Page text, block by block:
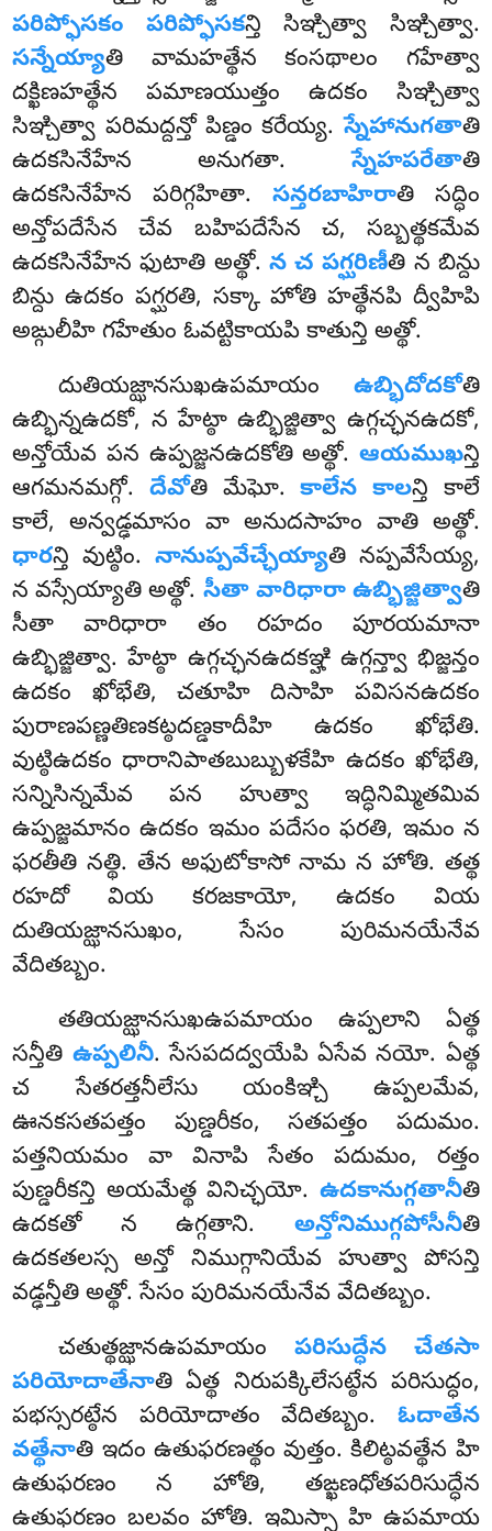
పరిప్ఫోసకం
పరిప్ఫోసకన్తి సిఞ్చిత్వా సిఞ్చిత్వా.
సన్నేయ్యాతి వామహత్థేన కంసథాలం గహేత్వా
దక్ఖిణహత్థేన పమాణయుత్తం ఉదకం సిఞ్చిత్వా
సిఞ్చిత్వా పరిమద్దన్తో పిణ్డం కరేయ్య.స్నేహానుగతాతి
ఉదకసినేహేన అనుగతా.స్నేహపరేతాతి
ఉదకసినేహేన పరిగ్గహితా. సన్తరబాహిరాతి సద్ధిం
అన్తోపదేసేన చేవ బహిపదేసేన చ, సబ్బత్థకమేవ
ఉదకసినేహేన ఫుటాతి అత్థో. న చ పగ్ఘరిణీతి న బిన్దు
బిన్దు ఉదకం పగ్ఘరతి, సక్కా హోతి హత్థేనపి ద్వీహిపి
అఙ్గులీహి గహేతుం ఓవట్టికాయపి కాతున్తి అత్థో.
దుతియజ్ఝానసుఖఉపమాయం ఉబ్భిదోదకోతి
ఉబ్భిన్నఉదకో, న హేట్ఠా ఉబ్భిజ్జిత్వా ఉగ్గచ్ఛనఉదకో,
అన్తోయేవ పన ఉప్పజ్జనఉదకోతి అత్థో. ఆయముఖన్తి
ఆగమనమగ్గో. దేవోతి మేఘో.కాలేన కాలన్తి కాలే
కాలే, అన్వడ్ఢమాసం వా అనుదసాహం వాతి అత్థో.
ధారన్తి వుట్ఠిం. నానుప్పవేచ్ఛేయ్యాతి నప్పవేసేయ్య,
న వస్సేయ్యాతి అత్థో. సీతా వారిధారా ఉబ్భిజ్జిత్వాతి
సీతా వారిధారా తం రహదం పూరయమానా
ఉబ్భిజ్జిత్వా. హేట్ఠా ఉగ్గచ్ఛనఉదకఞ్హి ఉగ్గన్త్వా భిజ్జన్తం
ఉదకం ఖోభేతి, చతూహి దిసాహి పవిసనఉదకం
పురాణపణ్ణతిణకట్ఠదణ్డకాదీహి ఉదకం ఖోభేతి.
వుట్ఠిఉదకం ధారానిపాతబుబ్బుళకేహి ఉదకం ఖోభేతి,
సన్నిసిన్నమేవ పన హుత్వా ఇద్ధినిమ్మితమివ
ఉప్పజ్జమానం ఉదకం ఇమం పదేసం ఫరతి, ఇమం న
ఫరతీతి నత్థి. తేన అఫుటోకాసో నామ న హోతి. తత్థ
రహదో వియ కరజకాయో, ఉదకం వియ
దుతియజ్ఝానసుఖం, సేసం పురిమనయేనేవ
వేదితబ్బం.
తతియజ్ఝానసుఖఉపమాయం ఉప్పలాని ఏత్థ
సన్తీతి ఉప్పలినీ. సేసపదద్వయేపి ఏసేవ నయో. ఏత్థ
చ సేతరత్తనీలేసు యంకిఞ్చి ఉప్పలమేవ,
ఊనకసతపత్తం పుణ్డరీకం, సతపత్తం పదుమం.
పత్తనియమం వా వినాపి సేతం పదుమం, రత్తం
పుణ్డరీకన్తి అయమేత్థ వినిచ్ఛయో. ఉదకానుగ్గతానీతి
ఉదకతో న ఉగ్గతాని. అన్తోనిముగ్గపోసీనీతి
ఉదకతలస్స అన్తో నిముగ్గానియేవ హుత్వా పోసన్తి
వడ్ఢన్తీతి అత్థో. సేసం పురిమనయేనేవ వేదితబ్బం.
చతుత్థజ్ఝానఉపమాయం పరిసుద్ధేన చేతసా
పరియోదాతేనాతి ఏత్థ నిరుపక్కిలేసట్ఠేన పరిసుద్ధం,
పభస్సరట్ఠేన పరియోదాతం వేదితబ్బం. ఓదాతేన
వత్థేనాతి ఇదం ఉతుఫరణత్థం వుత్తం. కిలిట్ఠవత్థేన హి
ఉతుఫరణం న హోతి, తఙ్ఖణధోతపరిసుద్ధేన
ఉతుఫరణం బలవం హోతి. ఇమిస్సా హి ఉపమాయ